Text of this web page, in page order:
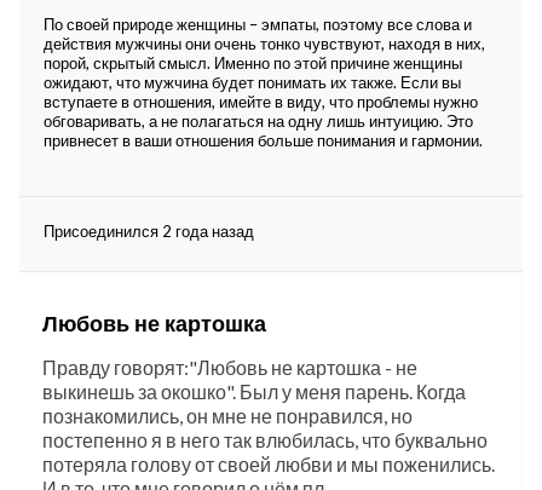
По своей природе женщины – эмпаты, поэтому все слова и
действия мужчины они очень тонко чувствуют, находя в них,
порой, скрытый смысл. Именно по этой причине женщины
ожидают, что мужчина будет понимать их также. Если вы
вступаете в отношения, имейте в виду, что проблемы нужно
обговаривать, а не полагаться на одну лишь интуицию. Это
привнесет в ваши отношения больше понимания и гармонии.
Присоединился 2 года назад
Любовь не картошка
Правду говорят:"Любовь не картошка - не
выкинешь за окошко". Был у меня парень. Когда
познакомились, он мне не понравился, но
постепенно я в него так влюбилась, что буквально
потеряла голову от своей любви и мы поженились.